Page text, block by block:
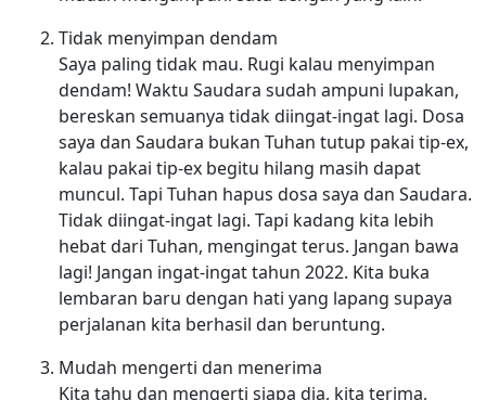
Tidak menyimpan dendam
Saya paling tidak mau. Rugi kalau menyimpan
dendam! Waktu Saudara sudah ampuni lupakan,
bereskan semuanya tidak diingat-ingat lagi. Dosa
saya dan Saudara bukan Tuhan tutup pakai tip-ex,
kalau pakai tip-ex begitu hilang masih dapat
muncul. Tapi Tuhan hapus dosa saya dan Saudara.
Tidak diingat-ingat lagi. Tapi kadang kita lebih
hebat dari Tuhan, mengingat terus. Jangan bawa
lagi! Jangan ingat-ingat tahun 2022. Kita buka
lembaran baru dengan hati yang lapang supaya
perjalanan kita berhasil dan beruntung.
Mudah mengerti dan menerima
Kita tahu dan mengerti siapa dia, kita terima,